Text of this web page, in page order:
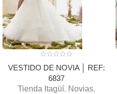
VESTIDO DE NOVIA │ REF:
6837
Tienda Itagüí, Novias,